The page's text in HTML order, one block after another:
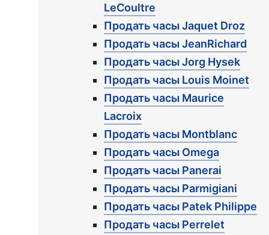
LeCoultre
Продать часы Jaquet Droz
Продать часы JeanRichard
Продать часы Jorg Hysek
Продать часы Louis Moinet
Продать часы Maurice
Lacroix
Продать часы Montblanc
Продать часы Omega
Продать часы Panerai
Продать часы Parmigiani
Продать часы Patek Philippe
Продать часы Perrelet